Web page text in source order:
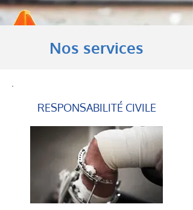
Nos services
RESPONSABILITÉ CIVILE